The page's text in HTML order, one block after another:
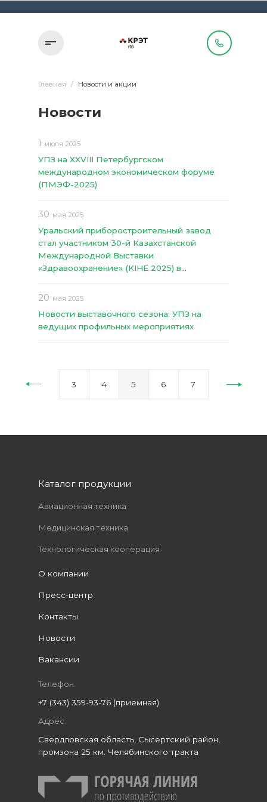
Главная / Новости и акции
Новости
1 июля 2025
УПЗ на XXVIII Петербургском
международном экономическом форуме
(ПМЭФ-2025)
30 мая 2025
Уральский приборостроительный завод
стал участником 30-й Казахстанской
Международной Выставки
«Здравоохранение» (KIHE 2025) в
20 мая 2025
Новости выставочного сезона: УПЗ на
ведущих профильных мероприятиях
3 4 5 6 7
Каталог продукции
Авиационная техника
Медицинская техника
Технологическая кооперация
О компании
Пресс-центр
Контакты
Новости
Вакансии
Телефон
+7 (343) 359-93-76 (приемная)
Адрес
Свердловская область, Сысертский район,
промзона 25 км. Челябинского тракта